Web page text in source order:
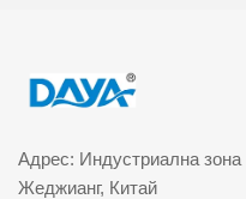
Адрес: Индустриална зона
Жеджианг, Китай